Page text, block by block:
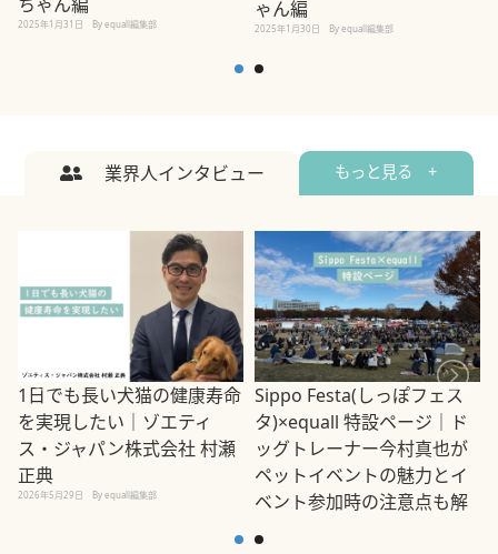
2025年1月31日 By equall編集部
ゃん編
2025年1月30日 By equall編集部
業界人インタビュー もっと見る +
1日でも長い犬猫の健康寿命
を実現したい｜ゾエティ
ス・ジャパン株式会社 村瀬
正典
2026年5月29日 By equall編集部
Sippo Festa(しっぽフェス
タ)×equall 特設ページ｜ド
ッグトレーナー今村真也が
ペットイベントの魅力とイ
ベント参加時の注意点も解
2026年5月12日